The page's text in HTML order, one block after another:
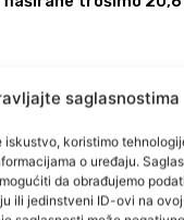
saglasnostima
iskustvo, koristimo
o uređaju.
da obrađujemo
ili jedinstveni ID-ovi na
Transparency
upozorio: Podijeljeno
budžetskog novca
ne kažnjava